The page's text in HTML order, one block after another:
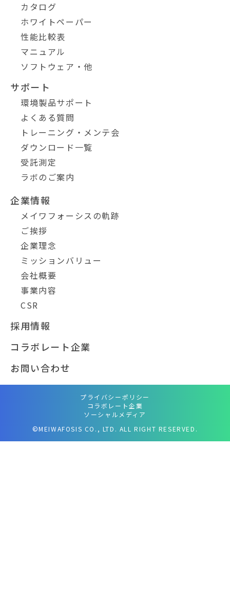
カタログ
ホワイトペーパー
性能比較表
マニュアル
ソフトウェア・他
サポート
環境製品サポート
よくある質問
トレーニング・メンテ会
ダウンロード一覧
受託測定
ラボのご案内
企業情報
メイワフォーシスの軌跡
ご挨拶
企業理念
ミッションバリュー
会社概要
事業内容
CSR
採用情報
コラボレート企業
お問い合わせ
プライバシーポリシー
コラボレート企業
ソーシャルメディア
©MEIWAFOSIS CO., LTD. ALL RIGHT RESERVED.